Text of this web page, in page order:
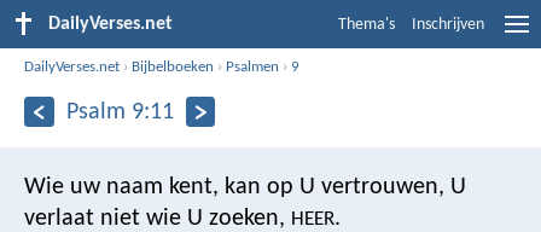
DailyVerses.net Thema's Inschrijven
DailyVerses.net › Bijbelboeken › Psalmen › 9
Psalm 9:11
Wie uw naam kent, kan op U vertrouwen, U
verlaat niet wie U zoeken, HEER.